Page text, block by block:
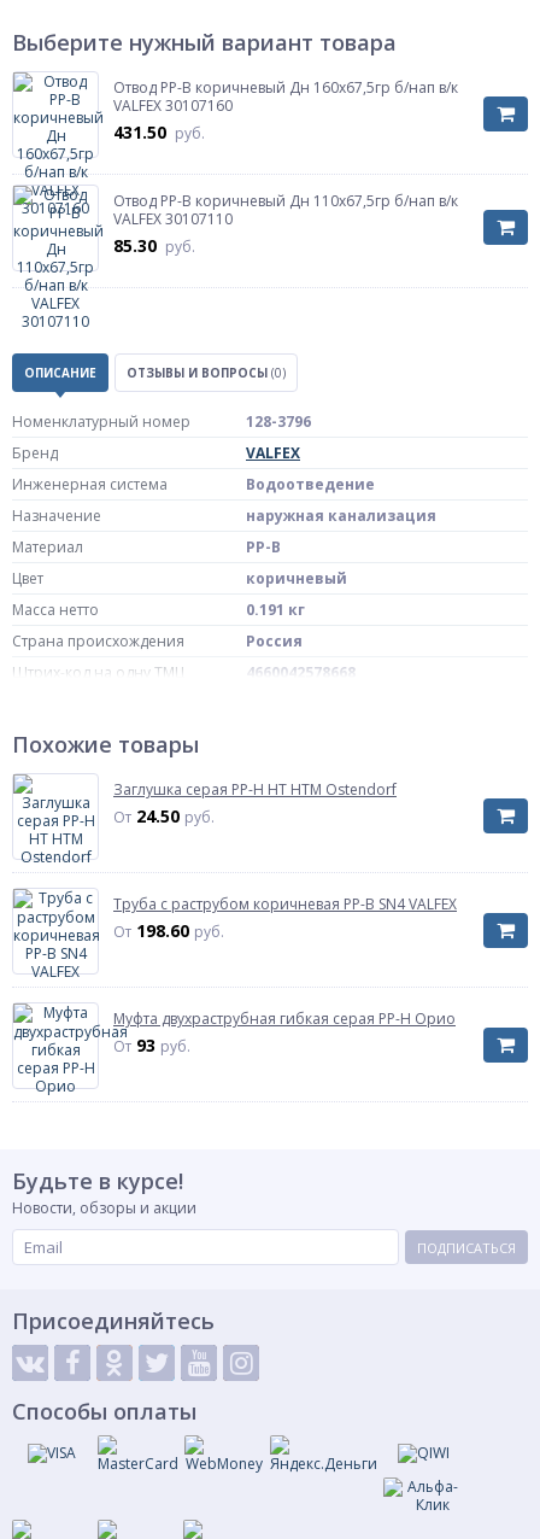
Выберите нужный вариант товара
Отвод PP-B коричневый Дн 160х67,5гр б/нап в/к
VALFEX 30107160
431.50 руб.
Отвод PP-B коричневый Дн 110х67,5гр б/нап в/к
VALFEX 30107110
85.30 руб.
ОПИСАНИЕ ОТЗЫВЫ И ВОПРОСЫ (0)
Номенклатурный номер
128-3796
Бренд
VALFEX
Инженерная система
Водоотведение
Назначение
наружная канализация
Материал
PP-B
Цвет
коричневый
Масса нетто
0.191 кг
Страна происхождения
Россия
Штрих-код на одну ТМЦ
4660042578668
Область применения
Комплект поставки
В комплекте с уплотнительными
кольцами
Диаметр, мм
Угол (в градусах)
Давление
безнапорное
Исполнение
Артикул
Рабочая среда
сточные воды
Похожие товары
Заглушка серая PP-H HT HTM Ostendorf
От 24.50 руб.
Труба с раструбом коричневая PP-B SN4 VALFEX
От 198.60 руб.
Муфта двухраструбная гибкая серая PP-H Орио
От 93 руб.
Будьте в курсе!
Новости, обзоры и акции
ПОДПИСАТЬСЯ
Присоединяйтесь
Способы оплаты